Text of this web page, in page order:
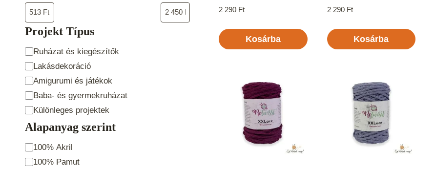
2 290 Ft
Kosárba
2 290 Ft
Kosárba
Projekt Típus
Projekt
Típus
Ruházat és kiegészítők
Lakásdekoráció
Amigurumi és játékok
Baba- és gyermekruházat
Különleges projektek
Alapanyag szerint
Alapanyag
szerint
100% Akril
100% Pamut